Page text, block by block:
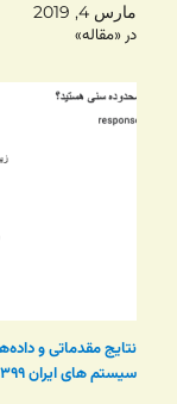
مارس 4, 2019
در «مقاله»
نتایج مقدماتی و
سیستم های ایران ۱۳۹۹